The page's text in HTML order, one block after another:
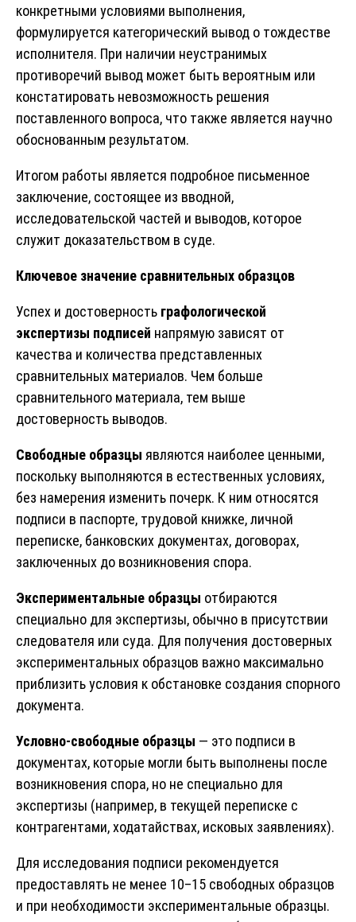
конкретными условиями выполнения,
формулируется категорический вывод о тождестве
исполнителя. При наличии неустранимых
противоречий вывод может быть вероятным или
констатировать невозможность решения
поставленного вопроса, что также является научно
обоснованным результатом.
Итогом работы является подробное письменное
заключение, состоящее из вводной,
исследовательской частей и выводов, которое
служит доказательством в суде.
Ключевое значение сравнительных образцов
Успех и достоверность графологической
экспертизы подписей напрямую зависят от
качества и количества представленных
сравнительных материалов. Чем больше
сравнительного материала, тем выше
достоверность выводов.
Свободные образцы являются наиболее ценными,
поскольку выполняются в естественных условиях,
без намерения изменить почерк. К ним относятся
подписи в паспорте, трудовой книжке, личной
переписке, банковских документах, договорах,
заключенных до возникновения спора.
Экспериментальные образцы отбираются
специально для экспертизы, обычно в присутствии
следователя или суда. Для получения достоверных
экспериментальных образцов важно максимально
приблизить условия к обстановке создания спорного
документа.
Условно-свободные образцы — это подписи в
документах, которые могли быть выполнены после
возникновения спора, но не специально для
экспертизы (например, в текущей переписке с
контрагентами, ходатайствах, исковых заявлениях).
Для исследования подписи рекомендуется
предоставлять не менее 10–15 свободных образцов
и при необходимости экспериментальные образцы.